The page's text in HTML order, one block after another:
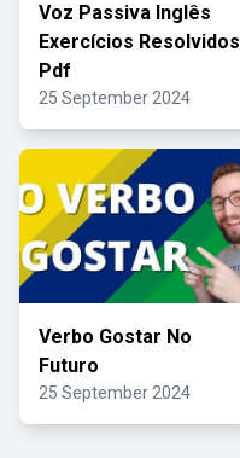
Voz Passiva Inglês
Exercícios Resolvidos
Pdf
25 September 2024
Verbo Gostar No
Futuro
25 September 2024